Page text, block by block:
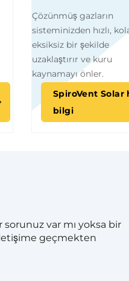
Çözünmüş gazların
sisteminizden hızlı,
eksiksiz bir şekilde
uzaklaştırır ve kuru
kaynamayı önler.
SpiroVent Solar
bilgi
var mı yoksa bir
geçmekten